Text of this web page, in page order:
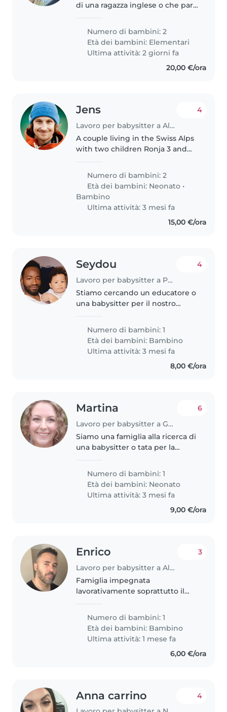
di una ragazza inglese o che parli
a venire al mare a Sabaudia 5/6
seguire i bambini(9 anni lei e 7
anni lui) al mare..
Numero di bambini: 2
Età dei bambini: Elementari
Ultima attività: 2 giorni fa
20,00 €/ora
Jens
Lavoro per babysitter a Albenga
4
A couple living in the Swiss Alps
with two children Ronja 3 and
Numero di bambini: 2
Età dei bambini: Neonato •
Bambino
Ultima attività: 3 mesi fa
15,00 €/ora
Seydou
Lavoro per babysitter a Portogruaro
4
Stiamo cercando un educatore o
una babysitter per il nostro
intelligente, divertente e curioso.
È importante che tu sia a tuo
agio con l'aiuto nei compiti...
Numero di bambini: 1
Età dei bambini: Bambino
Ultima attività: 3 mesi fa
8,00 €/ora
Martina
Lavoro per babysitter a Gattinara
6
Siamo una famiglia alla ricerca di
una babysitter o tata per la
curiosa, osservatrice e affettuosa.
Cerchiamo qualcuno che sia a
proprio agio con gli animali..
Numero di bambini: 1
Età dei bambini: Neonato
Ultima attività: 3 mesi fa
9,00 €/ora
Enrico
Lavoro per babysitter a Alezio
3
Famiglia impegnata
lavorativamente soprattutto il
abbiam due figli una di 3 anni e 4
mesi e un neonato di 3
Numero di bambini: 1
Età dei bambini: Bambino
Ultima attività: 1 mese fa
6,00 €/ora
Anna carrino 4